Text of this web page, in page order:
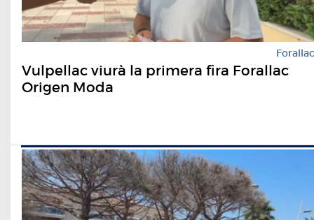
Forallac
Vulpellac viurà la primera fira Forallac
Origen Moda